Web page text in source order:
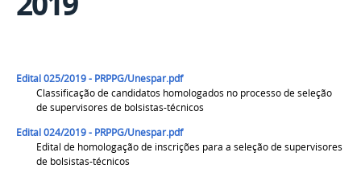
Edital 025/2019 - PRPPG/Unespar.pdf
Classificação de candidatos homologados no processo de seleção
de supervisores de bolsistas-técnicos
Edital 024/2019 - PRPPG/Unespar.pdf
Edital de homologação de inscrições para a seleção de supervisores
de bolsistas-técnicos